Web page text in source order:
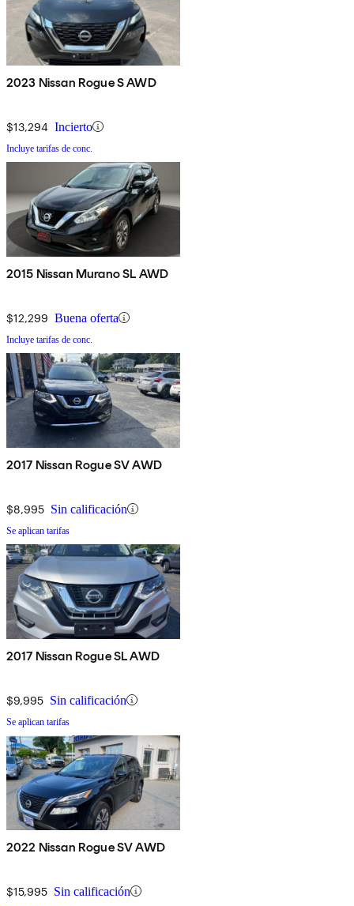
2023 Nissan Rogue S AWD
$13,294 Incierto
Incluye tarifas de conc.
2015 Nissan Murano SL AWD
$12,299 Buena oferta
Incluye tarifas de conc.
2017 Nissan Rogue SV AWD
$8,995 Sin calificación
Se aplican tarifas
2017 Nissan Rogue SL AWD
$9,995 Sin calificación
Se aplican tarifas
2022 Nissan Rogue SV AWD
$15,995 Sin calificación